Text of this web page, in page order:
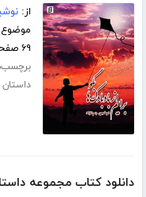
از:
۶۹ صفحه
داستان
دانلود کتاب مجموعه